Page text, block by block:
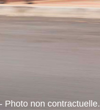
Photo non contractuelle.